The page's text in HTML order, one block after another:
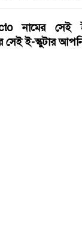
নামের সেই
সেই ই-স্কুটার